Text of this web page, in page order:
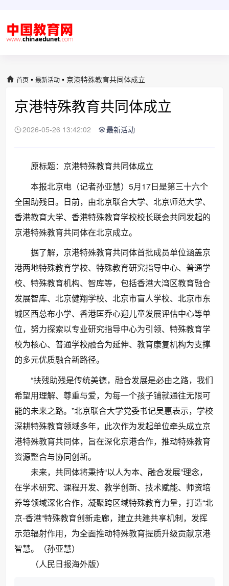
首页 • 最新活动 • 京港特殊教育共同体成立
京港特殊教育共同体成立
2026-05-26 13:42:02 最新活动
原标题：京港特殊教育共同体成立
本报北京电（记者孙亚慧）5月17日是第三十六个
全国助残日。日前，由北京联合大学、北京师范大学、
香港教育大学、香港特殊教育学校校长联会共同发起的
京港特殊教育共同体在北京成立。
据了解，京港特殊教育共同体首批成员单位涵盖京
港两地特殊教育学校、特殊教育研究指导中心、普通学
校、特殊教育机构、智库等，包括香港大湾区教育融合
发展智库、北京健翔学校、北京市盲人学校、北京市东
城区西总布小学、香港匡乔心迎儿童发展评估中心等单
位，努力探索以专业研究指导中心为引领、特殊教育学
校为核心、普通学校融合为延伸、教育康复机构为支撑
的多元优质融合新路径。
“扶残助残是传统美德，融合发展是必由之路，我们
希望用理解、尊重与爱，为每一个孩子铺就通往无限可
能的未来之路。”北京联合大学党委书记吴惠表示，学校
深耕特殊教育领域多年，此次作为发起单位牵头成立京
港特殊教育共同体，旨在深化京港合作，推动特殊教育
资源整合与协同创新。
未来，共同体将秉持“以人为本、融合发展”理念，
在学术研究、课程开发、教学创新、技术赋能、师资培
养等领域深化合作，凝聚跨区域特殊教育力量，打造“北
京-香港”特殊教育创新走廊，建立共建共享机制，发挥
示范辐射作用，为全面推动特殊教育提质升级贡献京港
智慧。（孙亚慧）
（人民日报海外版）